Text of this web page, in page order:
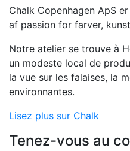
Chalk Copenhagen ApS
af passion for farver,
Notre atelier se trouve à
un modeste local de
la vue sur les falaises, la
environnantes.
Lisez plus sur Chalk
Tenez-vous au